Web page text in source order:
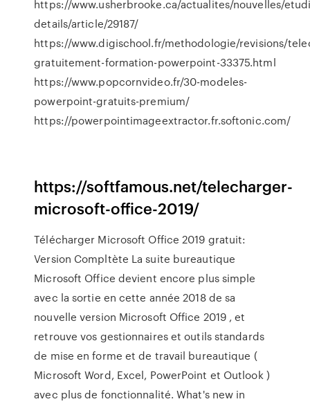
https://www.usherbrooke.ca/actualites/nouvelles/
details/article/29187/
https://www.digischool.fr/methodologie/revisions/
gratuitement-formation-powerpoint-33375.html
https://www.popcornvideo.fr/30-modeles-
powerpoint-gratuits-premium/
https://powerpointimageextractor.fr.softonic.com/
https://softfamous.net/telecharger-
microsoft-office-2019/
Télécharger Microsoft Office 2019 gratuit:
Version Compltète La suite bureautique
Microsoft Office devient encore plus simple
avec la sortie en cette année 2018 de sa
nouvelle version Microsoft Office 2019 , et
retrouve vos gestionnaires et outils standards
de mise en forme et de travail bureautique (
Microsoft Word, Excel, PowerPoint et Outlook )
avec plus de fonctionnalité. What's new in